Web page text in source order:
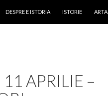
DESPRE E ISTORIA ISTORIE ARTA
APRILIE –